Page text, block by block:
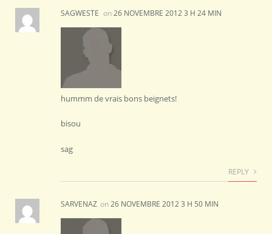
SAGWESTE on26 NOVEMBRE 2012 3 H 24 MIN
hummm de vrais bons beignets!
bisou
sag
REPLY
SARVENAZ on26 NOVEMBRE 2012 3 H 50 MIN